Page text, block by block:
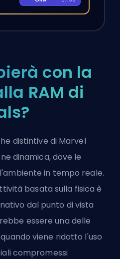
con la
RAM di
distintive di Marvel
dinamica, dove le
in tempo reale.
basata sulla fisica è
dal punto di vista
essere una delle
viene ridotto l'uso
compromessi